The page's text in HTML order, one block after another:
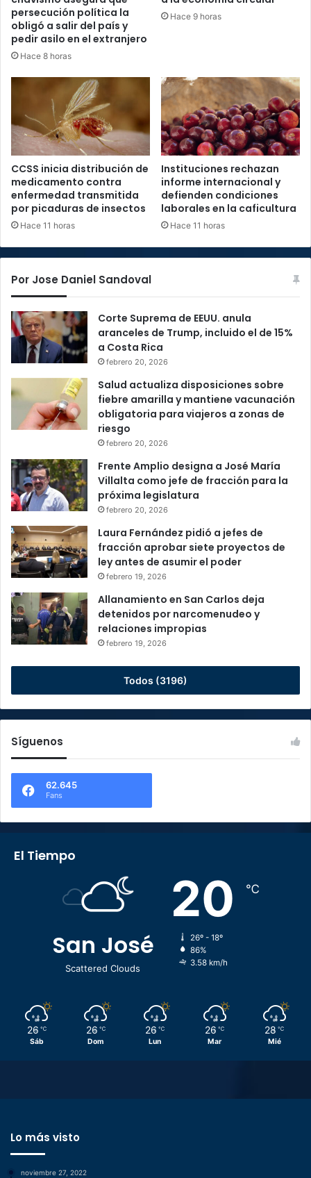
persecución política la
obligó a salir del país y
pedir asilo en el extranjero
Hace 8 horas
Hace 9 horas
CCSS inicia distribución de
medicamento contra
enfermedad transmitida
por picaduras de insectos
Hace 11 horas
Instituciones rechazan
informe internacional y
defienden condiciones
laborales en la caficultura
Hace 11 horas
Por Jose Daniel Sandoval
Corte Suprema de EEUU. anula
aranceles de Trump, incluido el de 15%
a Costa Rica
febrero 20, 2026
Salud actualiza disposiciones sobre
fiebre amarilla y mantiene vacunación
obligatoria para viajeros a zonas de
riesgo
febrero 20, 2026
Frente Amplio designa a José María
Villalta como jefe de fracción para la
próxima legislatura
febrero 20, 2026
Laura Fernández pidió a jefes de
fracción aprobar siete proyectos de
ley antes de asumir el poder
febrero 19, 2026
Allanamiento en San Carlos deja
detenidos por narcomenudeo y
relaciones impropias
febrero 19, 2026
Todos (3196)
Síguenos
62.645
Fans
El Tiempo
San José
Scattered Clouds
20 ℃
26º - 18º
86%
3.58 km/h
26 ℃
Sáb
26 ℃
Dom
26 ℃
Lun
26 ℃
Mar
28 ℃
Mié
Lo más visto
noviembre 27, 2022